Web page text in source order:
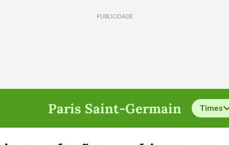
PUBLICIDADE
Paris Saint-Germain Times